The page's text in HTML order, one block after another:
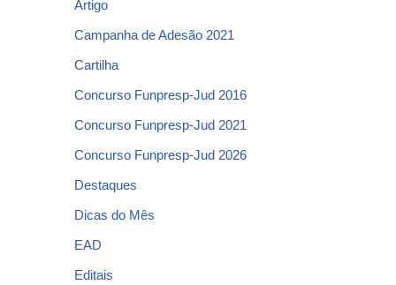
Artigo
Campanha de Adesão 2021
Cartilha
Concurso Funpresp-Jud 2016
Concurso Funpresp-Jud 2021
Concurso Funpresp-Jud 2026
Destaques
Dicas do Mês
EAD
Editais